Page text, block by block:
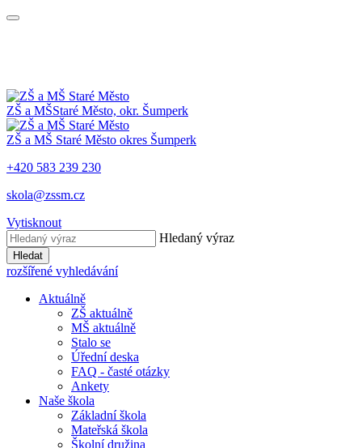
ZŠ a MŠStaré Město, okr. Šumperk
ZŠ a MŠ Staré Město okres Šumperk
+420 583 239 230
skola@zssm.cz
Vytisknout
Hledaný výraz
Hledat
rozšířené vyhledávání
Aktuálně
ZŠ aktuálně
MŠ aktuálně
Stalo se
Úřední deska
FAQ - časté otázky
Ankety
Naše škola
Základní škola
Mateřská škola
Školní družina